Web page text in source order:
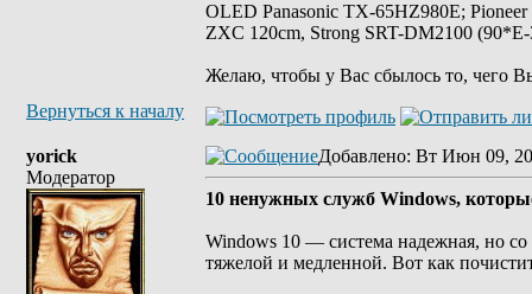
OLED Panasonic TX-65HZ980E;
ZXC 120cm, Strong SRT-DM2100
Желаю, чтобы у Вас сбылось то, чего
Вернуться к началу
yorick
Модератор
Добавлено: Вт Июн 09,
10 ненужных служб Windows,
Windows 10 — система надежная, но со
тяжелой и медленной. Вот как